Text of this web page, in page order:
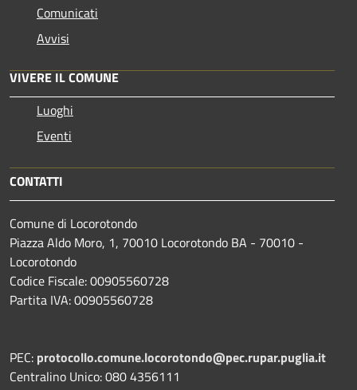
Comunicati
Avvisi
VIVERE IL COMUNE
Luoghi
Eventi
CONTATTI
Comune di Locorotondo
Piazza Aldo Moro, 1, 70010 Locorotondo BA - 70010 -
Locorotondo
Codice Fiscale: 00905560728
Partita IVA: 00905560728
PEC: protocollo.comune.locorotondo@pec.rupar.puglia.it
Centralino Unico: 080 4356111